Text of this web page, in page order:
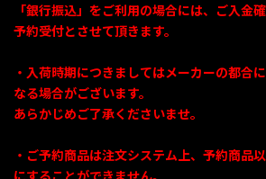
「銀行振込」をご利用の場合には、ご入金
予約受付とさせて頂きます。
・入荷時期につきましてはメーカーの都合
なる場合がございます。
あらかじめご了承くださいませ。
・ご予約商品は注文システム上、予約商品